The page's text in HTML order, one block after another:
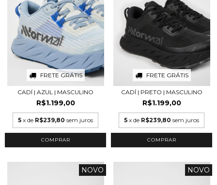
FRETE GRÁTIS
CADÍ | AZUL | MASCULINO
R$1.199,00
5 x de R$239,80 sem juros
COMPRAR
FRETE GRÁTIS
CADÍ | PRETO | MASCULINO
R$1.199,00
5 x de R$239,80 sem juros
COMPRAR
NOVO NOVO